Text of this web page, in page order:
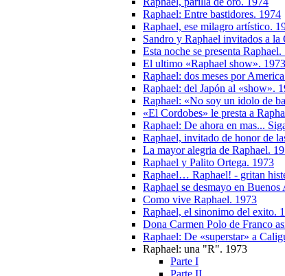
Raphael: Entre bastidores. 1974
Raphael, ese milagro artístico.
Sandro y Raphael invitados a
Esta noche se presenta Raphael.
El ultimo «Raphael show». 1973
Raphael: dos meses por
Raphael: del Japón al «show».
Raphael: «No soy un idolo de
«El Cordobes» le presta a
Raphael: De ahora en mas...
Raphael, invitado de honor de
La mayor alegria de Raphael.
Raphael y Palito Ortega. 1973
Raphael… Raphael! - gritan
Raphael se desmayo en Buenos
Como vive Raphael. 1973
Raphael, el sinonimo del exito.
Dona Carmen Polo de Franco
Raphael: De «superstar» a
Raphael: una "R". 1973
Parte I
Parte II